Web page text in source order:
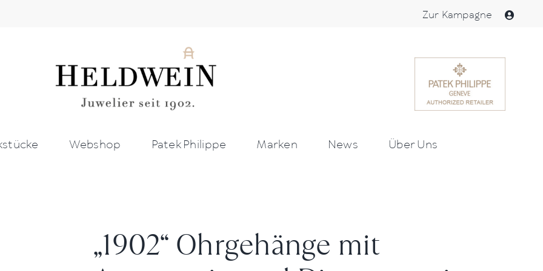
Zur Kampagne
Webshop Patek Philippe Marken News Über Uns
„1902“ Ohrgehänge mit